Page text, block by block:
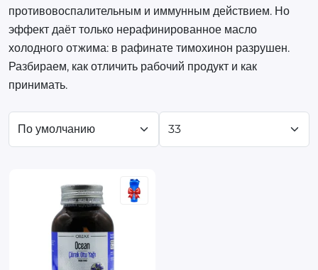
противовоспалительным и иммунным действием. Но
эффект даёт только нерафинированное масло
холодного отжима: в рафинате тимохинон разрушен.
Разбираем, как отличить рабочий продукт и как
принимать.